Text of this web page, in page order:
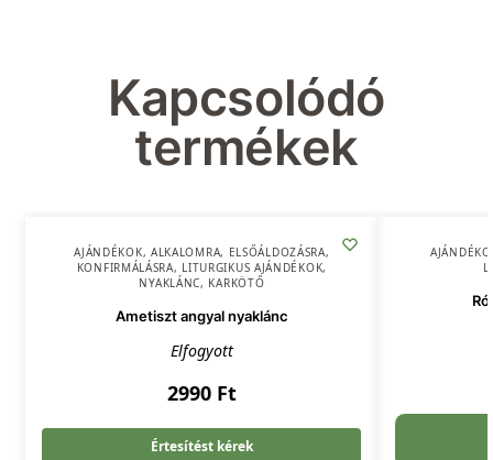
Kapcsolódó
termékek
AJÁNDÉKOK, ALKALOMRA, ELSŐÁLDOZÁSRA,
KONFIRMÁLÁSRA, LITURGIKUS AJÁNDÉKOK,
NYAKLÁNC, KARKÖTŐ
Ametiszt angyal nyaklánc
Elfogyott
2990 Ft
Értesítést kérek